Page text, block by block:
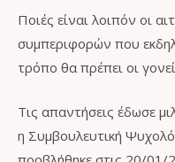
Ποιές είναι λοιπόν οι
συμπεριφορών που
τρόπο θα πρέπει οι
Τις απαντήσεις έδωσε
η Συμβουλευτική